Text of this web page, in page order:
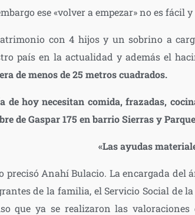
ese «volver a empezar» no es fácil
con 4 hijos y un sobrino a
país en la actualidad y además el
de menos de 25 metros cuadrados.
de hoy necesitan comida, frazadas,
de Gaspar 175 en barrio Sierras y
«Las ayudas
precisó Anahí Bulacio. La encargada del
de la familia, el Servicio Social de
que ya se realizaron las